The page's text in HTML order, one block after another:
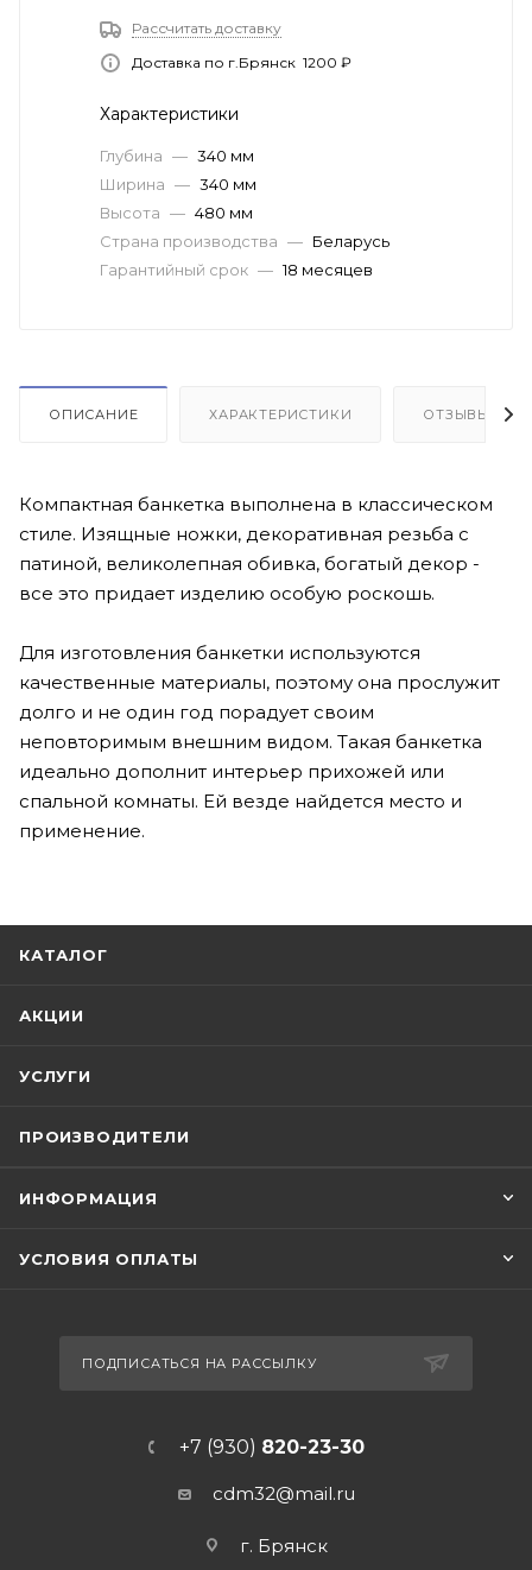
Рассчитать доставку
Доставка по г.Брянск 1200 ₽
Характеристики
Глубина — 340 мм
Ширина — 340 мм
Высота — 480 мм
Страна производства — Беларусь
Гарантийный срок — 18 месяцев
ОПИСАНИЕ ХАРАКТЕРИСТИКИ ОТЗЫВЫ
Компактная банкетка выполнена в классическом
стиле. Изящные ножки, декоративная резьба с
патиной, великолепная обивка, богатый декор -
все это придает изделию особую роскошь.
Для изготовления банкетки используются
качественные материалы, поэтому она прослужит
долго и не один год порадует своим
неповторимым внешним видом. Такая банкетка
идеально дополнит интерьер прихожей или
спальной комнаты. Ей везде найдется место и
применение.
КАТАЛОГ
АКЦИИ
УСЛУГИ
ПРОИЗВОДИТЕЛИ
ИНФОРМАЦИЯ
УСЛОВИЯ ОПЛАТЫ
ПОДПИСАТЬСЯ НА РАССЫЛКУ
+7 (930) 820-23-30
cdm32@mail.ru
г. Брянск